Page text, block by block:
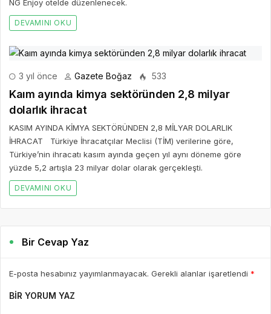
NG Enjoy otelde düzenlenecek.
DEVAMINI OKU
3 yıl önce Gazete Boğaz 533
Kaım ayında kimya sektöründen 2,8 milyar
dolarlık ihracat
KASIM AYINDA KİMYA SEKTÖRÜNDEN 2,8 MİLYAR DOLARLIK
İHRACAT Türkiye İhracatçılar Meclisi (TİM) verilerine göre,
Türkiye’nin ihracatı kasım ayında geçen yıl aynı döneme göre
yüzde 5,2 artışla 23 milyar dolar olarak gerçekleşti.
DEVAMINI OKU
Bir Cevap Yaz
E-posta hesabınız yayımlanmayacak. Gerekli alanlar işaretlendi *
BIR YORUM YAZ